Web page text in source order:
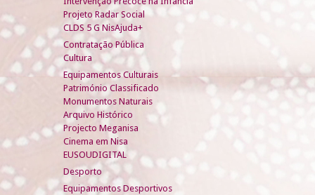
Projeto Radar Social
CLDS 5 G NisAjuda+
Contratação Pública
Cultura
Equipamentos Culturais
Património Classificado
Monumentos Naturais
Arquivo Histórico
Projecto Meganisa
Cinema em Nisa
EUSOUDIGITAL
Desporto
Equipamentos Desportivos